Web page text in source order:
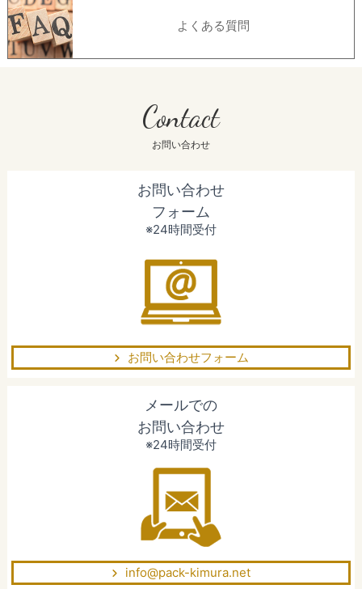
よくある質問
Contact
お問い合わせ
お問い合わせ
フォーム
※24時間受付
お問い合わせフォーム
メールでの
お問い合わせ
※24時間受付
info@pack-kimura.net